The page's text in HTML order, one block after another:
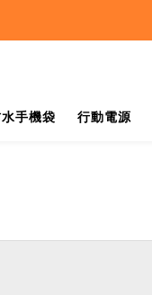
手機袋 行動電源